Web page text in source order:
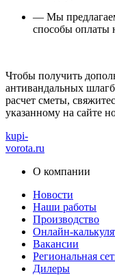
— Мы
способы оплаты
Чтобы получить
антивандальных
расчет сметы,
указанному на сайте
kupi-
vorota.ru
О компании
Новости
Наши работы
Производство
Онлайн-
Вакансии
Региональная
Дилеры